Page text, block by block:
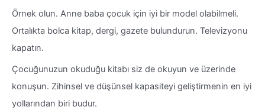
Örnek olun. Anne baba çocuk için iyi bir model olabilmeli.
Ortalıkta bolca kitap, dergi, gazete bulundurun. Televizyonu
kapatın.
Çocuğunuzun okuduğu kitabı siz de okuyun ve üzerinde
konuşun. Zihinsel ve düşünsel kapasiteyi geliştirmenin en iyi
yollarından biri budur.